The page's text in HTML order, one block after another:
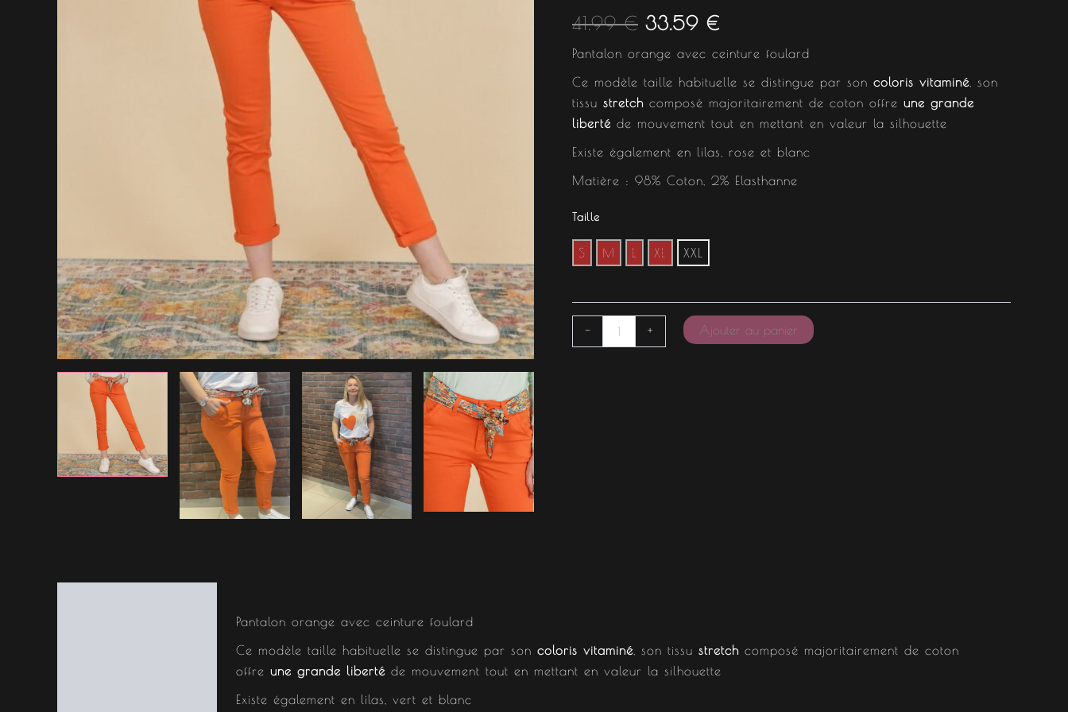
41.99€
était :
33.59 €
33.59 €.
Pantalon orange avec ceinture foulard
Ce modèle taille habituelle se distingue par son coloris vitaminé , son
tissu stretch composé majoritairement de coton offre une grande
liberté de mouvement tout en mettant en valeur la silhouette
Existe également en lilas, rose et blanc
Matière : 98% Coton, 2% Elasthanne
Taille
S M L XL XXL
- + Ajouter au panier
Pantalon orange avec ceinture foulard
Ce modèle taille habituelle se distingue par son coloris vitaminé , son tissu stretch composé majoritairement de coton
offre une grande liberté de mouvement tout en mettant en valeur la silhouette
Existe également en lilas, vert et blanc